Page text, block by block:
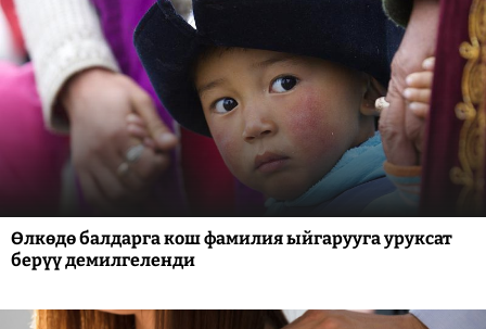
Өлкөдө балдарга кош фамилия ыйгарууга уруксат
берүү демилгеленди